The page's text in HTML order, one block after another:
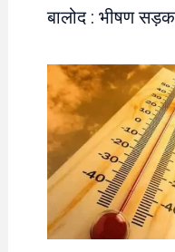
बालोद : भीषण सड़क